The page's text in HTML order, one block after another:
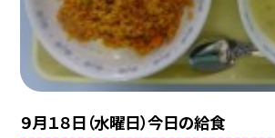
９月１８日（水曜日）今日の給食